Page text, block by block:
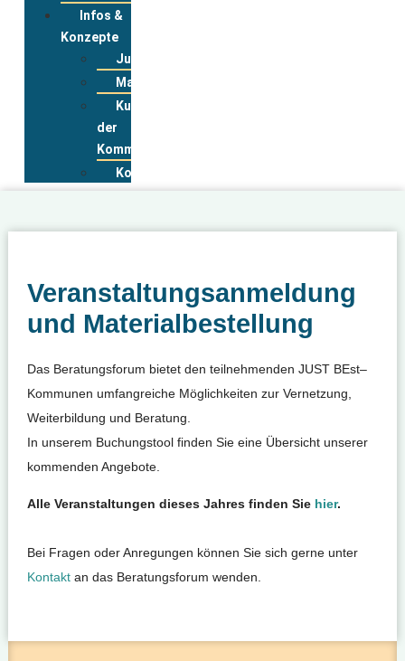
Infos &
Konzepte
Jugendwohnkonzepte
Materialpool
Kurzportraits
der
Kommunen
Kontakt
Veranstaltungsanmeldung
und Materialbestellung
Das Beratungsforum bietet den teilnehmenden JUST BEst–
Kommunen umfangreiche Möglichkeiten zur Vernetzung,
Weiterbildung und Beratung.
In unserem Buchungstool finden Sie eine Übersicht unserer
kommenden Angebote.
Alle Veranstaltungen dieses Jahres finden Sie hier.
Bei Fragen oder Anregungen können Sie sich gerne unter
Kontakt an das Beratungsforum wenden.